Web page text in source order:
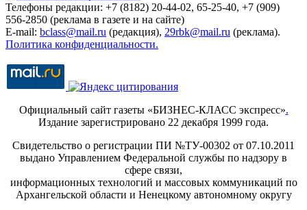
Телефоны редакции: +7 (8182) 20-44-02, 65-25-40, +7 (909)
556-2850 (реклама в газете и на сайте)
E-mail: bclass@mail.ru (редакция), 29rbk@mail.ru (реклама).
Политика конфиденциальности.
Официальный сайт газеты «БИЗНЕС-КЛАСС экспресс».
Издание зарегистрировано 22 декабря 1999 года.
Свидетельство о регистрации ПИ №ТУ-00302 от 07.10.2011
выдано Управлением Федеральной службы по надзору в
сфере связи,
информационных технологий и массовых коммуникаций по
Архангельской области и Ненецкому автономному округу